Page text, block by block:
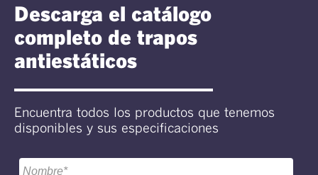
Descarga el catálogo
completo de trapos
antiestáticos
Encuentra todos los productos que tenemos
disponibles y sus especificaciones